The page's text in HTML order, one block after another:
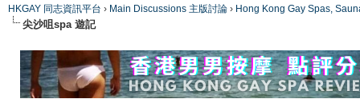
HKGAY 同志資訊平台 › Main Discussions 主版討論 › Hong Kong Gay Spas,
尖沙咀spa 遊記